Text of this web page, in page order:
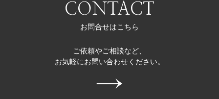
CONTACT
お問合せはこちら
ご依頼やご相談など、
お気軽にお問い合わせください。